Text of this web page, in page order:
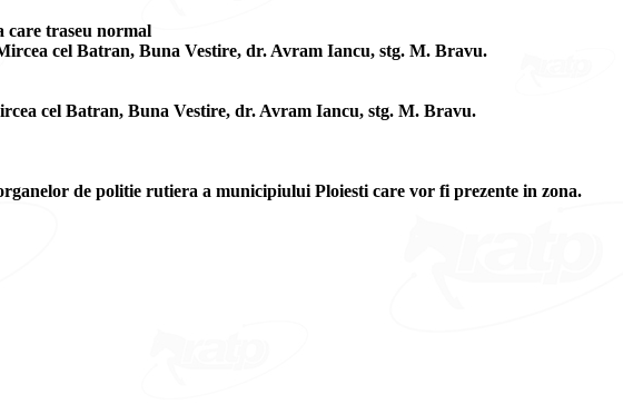
care traseu normal
cel Batran, Buna Vestire, dr. Avram Iancu, stg. M. Bravu.
cel Batran, Buna Vestire, dr. Avram Iancu, stg. M. Bravu.
de politie rutiera a municipiului Ploiesti care vor fi prezente in zona.